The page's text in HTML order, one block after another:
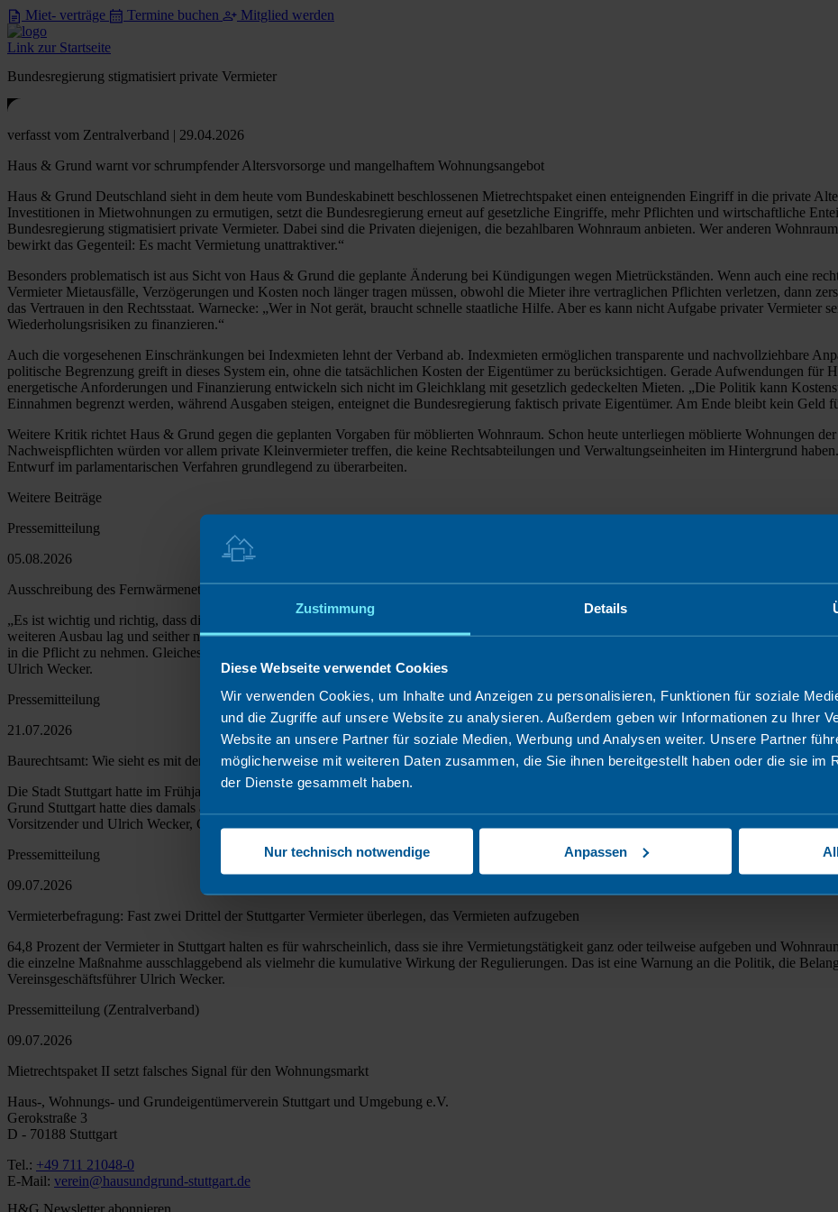
Zustimmung Details
Diese Webseite verwendet Cookies
Wir verwenden Cookies, um Inhalte und Anzeigen zu personalisieren, Funktionen für soziale
und die Zugriffe auf unsere Website zu analysieren. Außerdem geben wir Informationen zu Ihrer
Website an unsere Partner für soziale Medien, Werbung und Analysen weiter. Unsere Partner
möglicherweise mit weiteren Daten zusammen, die Sie ihnen bereitgestellt haben oder die sie im
der Dienste gesammelt haben.
Nur technisch notwendige Anpassen
Miet- verträge Termine buchen Mitglied werden
Link zur Startseite
Bundesregierung stigmatisiert private Vermieter
verfasst vom Zentralverband | 29.04.2026
Haus & Grund warnt vor schrumpfender Altersvorsorge und mangelhaftem Wohnungsangebot
Haus & Grund Deutschland sieht in dem heute vom Bundeskabinett beschlossenen Mietrechtspaket einen enteignenden Eingriff in die private
Investitionen in Mietwohnungen zu ermutigen, setzt die Bundesregierung erneut auf gesetzliche Eingriffe, mehr Pflichten und wirtschaftliche
Bundesregierung stigmatisiert private Vermieter. Dabei sind die Privaten diejenigen, die bezahlbaren Wohnraum anbieten. Wer anderen
bewirkt das Gegenteil: Es macht Vermietung unattraktiver.“
Besonders problematisch ist aus Sicht von Haus & Grund die geplante Änderung bei Kündigungen wegen Mietrückständen. Wenn auch eine
Vermieter Mietausfälle, Verzögerungen und Kosten noch länger tragen müssen, obwohl die Mieter ihre vertraglichen Pflichten verletzen, dann
das Vertrauen in den Rechtsstaat. Warnecke: „Wer in Not gerät, braucht schnelle staatliche Hilfe. Aber es kann nicht Aufgabe privater Vermieter
Wiederholungsrisiken zu finanzieren.“
Auch die vorgesehenen Einschränkungen bei Indexmieten lehnt der Verband ab. Indexmieten ermöglichen transparente und nachvollziehbare
politische Begrenzung greift in dieses System ein, ohne die tatsächlichen Kosten der Eigentümer zu berücksichtigen. Gerade Aufwendungen für
energetische Anforderungen und Finanzierung entwickeln sich nicht im Gleichklang mit gesetzlich gedeckelten Mieten. „Die Politik kann
Einnahmen begrenzt werden, während Ausgaben steigen, enteignet die Bundesregierung faktisch private Eigentümer. Am Ende bleibt kein Geld
Weitere Kritik richtet Haus & Grund gegen die geplanten Vorgaben für möblierten Wohnraum. Schon heute unterliegen möblierte Wohnungen
Nachweispflichten würden vor allem private Kleinvermieter treffen, die keine Rechtsabteilungen und Verwaltungseinheiten im Hintergrund
Entwurf im parlamentarischen Verfahren grundlegend zu überarbeiten.
Weitere Beiträge
Pressemitteilung
05.08.2026
Ausschreibung des Fernwärmenetzes richtiger Schritt – klare Spielregeln und Preistransparenz vonnöten
„Es ist wichtig und richtig, dass die Stadt nun endlich die angekündigte Ausschreibung für das Fernwärmenetz umsetzt – nachdem der von der
weiteren Ausbau lag und seither notwendige Investitionen behinderte. Künftig braucht es klare Spielregeln für die Anschlusskosten, die heute
in die Pflicht zu nehmen. Gleiches gilt für die künftigen Arbeitspreise. Haus & Grund Stuttgart regt daher eine freiwillige Selbstkontrolle an“, so
Ulrich Wecker.
Pressemitteilung
21.07.2026
Baurechtsamt: Wie sieht es mit den angekündigten Verbesserungen aus?
Die Stadt Stuttgart hatte im Frühjahr 2025 eine deutliche Verbesserung bei Bearbeitungszeiten und Service im Baurechtsamt versprochen und 65
Grund Stuttgart hatte dies damals ausdrücklich begrüßt. „Die Stadt muss nun die Frage beantworten, wie weit sie bei diesen Zielmarken
Vorsitzender und Ulrich Wecker, Geschäftsführer von Haus & Grund Stuttgart.
Pressemitteilung
09.07.2026
Vermieterbefragung: Fast zwei Drittel der Stuttgarter Vermieter überlegen, das Vermieten aufzugeben
64,8 Prozent der Vermieter in Stuttgart halten es für wahrscheinlich, dass sie ihre Vermietungstätigkeit ganz oder teilweise aufgeben und
die einzelne Maßnahme ausschlaggebend als vielmehr die kumulative Wirkung der Regulierungen. Das ist eine Warnung an die Politik, die
Vereinsgeschäftsführer Ulrich Wecker.
Pressemitteilung (Zentralverband)
09.07.2026
Mietrechtspaket II setzt falsches Signal für den Wohnungsmarkt
Haus-, Wohnungs- und Grundeigentümerverein Stuttgart und Umgebung e.V.
Gerokstraße 3
D - 70188 Stuttgart
Tel.: +49 711 21048-0
E-Mail: verein@hausundgrund-stuttgart.de